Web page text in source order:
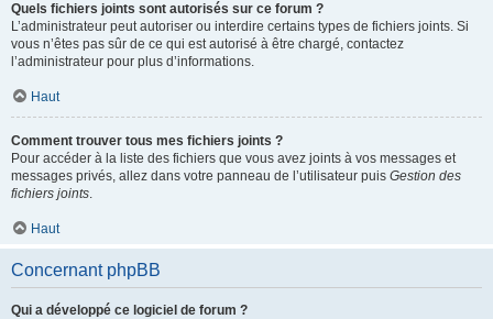
Quels fichiers joints sont autorisés sur ce forum ?
L’administrateur peut autoriser ou interdire certains types de fichiers joints. Si
vous n’êtes pas sûr de ce qui est autorisé à être chargé, contactez
l’administrateur pour plus d’informations.
Haut
Comment trouver tous mes fichiers joints ?
Pour accéder à la liste des fichiers que vous avez joints à vos messages et
messages privés, allez dans votre panneau de l’utilisateur puis Gestion des
fichiers joints.
Haut
Concernant phpBB
Qui a développé ce logiciel de forum ?